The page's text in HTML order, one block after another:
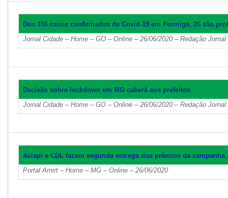
Dos 106 casos confirmados de Covid-19 em Formiga, 26 são
Jornal Cidade – Home – GO – Online – 26/06/2020 – Redação Jornal
Decisão sobre lockdown em MG caberá aos prefeitos
Jornal Cidade – Home – GO – Online – 26/06/2020 – Redação Jornal
Aciapi e CDL fazem segunda entrega dos prêmios da
Portal Amirt – Home – MG – Online – 26/06/2020